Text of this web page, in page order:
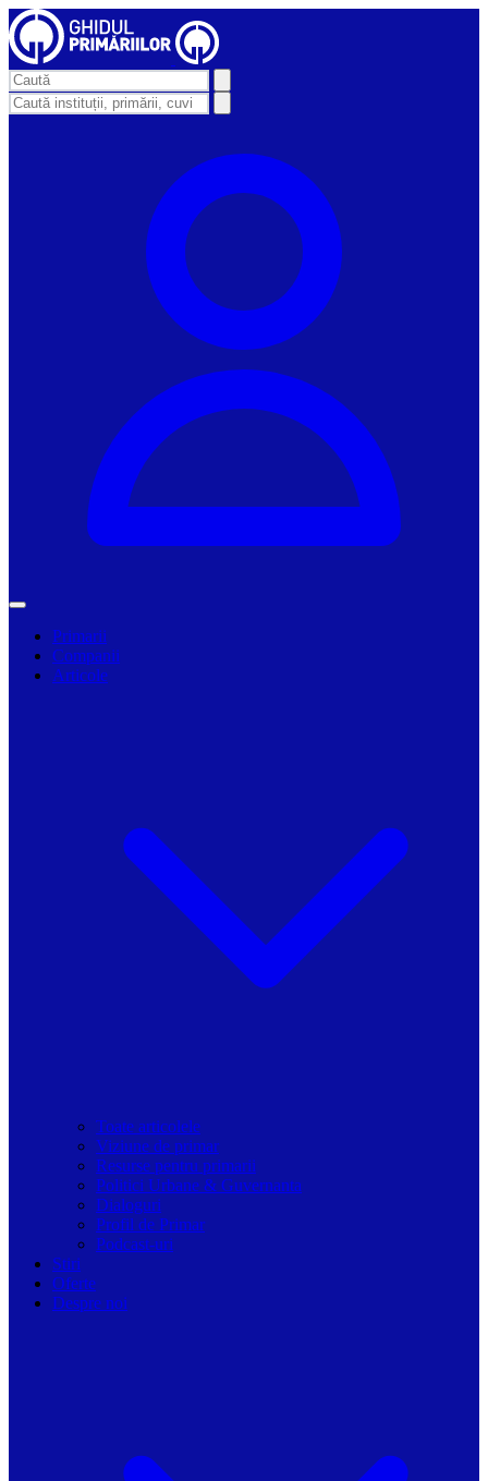
Primarii
Companii
Articole
Toate articolele
Viziune de primar
Resurse pentru primarii
Politici Urbane & Guvernanta
Dialoguri
Profil de Primar
Podcast-uri
Stiri
Oferte
Despre noi